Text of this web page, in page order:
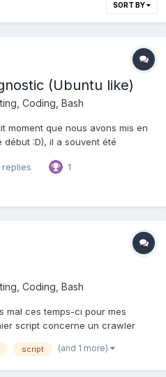
SORT BY
(Ubuntu like)
Coding, Bash
moment que nous avons mis en
:D), il a souvent été
pas. Mon Bluetooth ne
péri...
replies 1
Coding, Bash
mal ces temps-ci pour mes
script concerne un crawler
code que je garde avec moi
script (and 1 more)